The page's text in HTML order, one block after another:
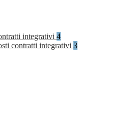
integrativi 4
contratti integrativi 3